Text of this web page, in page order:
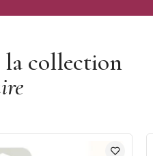
collection